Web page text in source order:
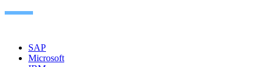
SAP
Microsoft